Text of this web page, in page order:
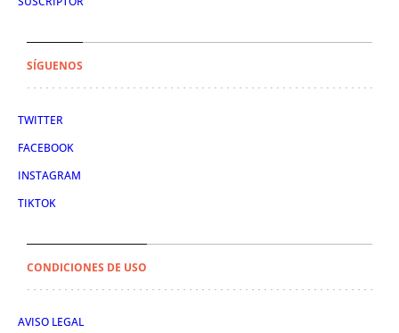
SÍGUENOS
TWITTER
FACEBOOK
INSTAGRAM
TIKTOK
CONDICIONES DE USO
AVISO LEGAL